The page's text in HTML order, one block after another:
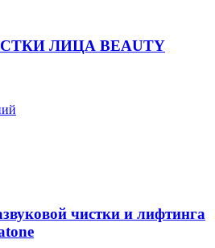
ЛИЦА BEAUTY
чистки и лифтинга